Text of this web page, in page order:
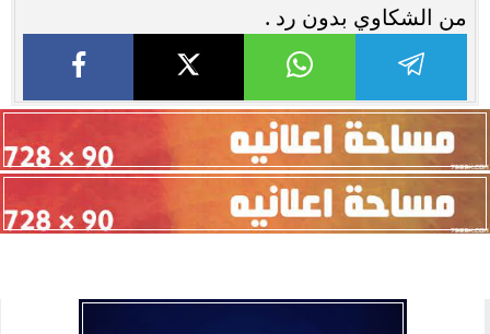
من الشكاوي بدون رد .